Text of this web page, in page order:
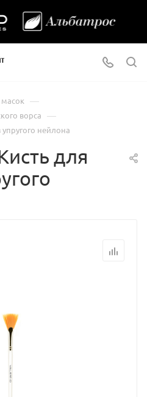
—
ворса —
нейлона
для